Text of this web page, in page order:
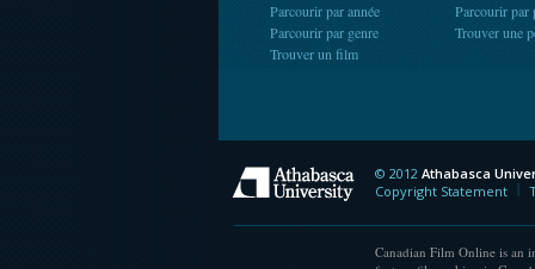
Parcourir par année
Parcourir par genre
Trouver un film
Parcourir par
Trouver une
Athabasca
© 2012 Athabasca
Copyright Statement
Canadian Film Online is an